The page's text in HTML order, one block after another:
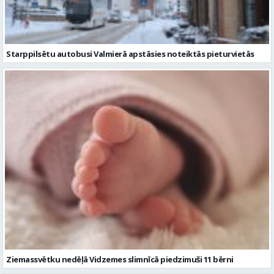
Starppilsētu autobusi Valmierā apstāsies noteiktās pieturvietās
Ziemassvētku nedēļā Vidzemes slimnīcā piedzimuši 11 bērni